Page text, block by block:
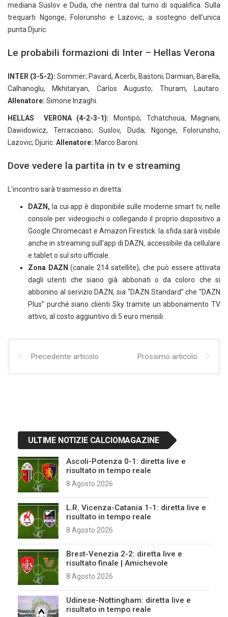
mediana Suslov e Duda, che rientra dal turno di squalifica. Sulla
trequarti Ngonge, Folorunsho e Lazovic, a sostegno dell’unica
punta Djuric.
Le probabili formazioni di Inter – Hellas Verona
INTER (3-5-2): Sommer; Pavard, Acerbi, Bastoni; Darmian, Barella,
Calhanoglu, Mkhitaryan, Carlos Augusto; Thuram, Lautaro.
Allenatore: Simone Inzaghi.
HELLAS VERONA (4-2-3-1): Montipò; Tchatchoua, Magnani,
Dawidowicz, Terracciano; Suslov, Duda; Ngonge, Folorunsho,
Lazovic; Djuric. Allenatore: Marco Baroni.
Dove vedere la partita in tv e streaming
L’incontro sarà trasmesso in diretta:
DAZN, la cui app è disponibile sulle moderne smart tv, nelle
console per videogiochi o collegando il proprio dispositivo a
Google Chromecast e Amazon Firestick. la sfida sarà visibile
anche in streaming sull’app di DAZN, accessibile da cellulare
e tablet o sul sito ufficiale.
Zona DAZN (canale 214 satellite), che può essere attivata
dagli utenti che siano già abbonati o da coloro che si
abbonino al servizio DAZN, sia “DAZN Standard” che “DAZN
Plus” purché siano clienti Sky tramite un abbonamento TV
attivo, al costo aggiuntivo di 5 euro mensili.
Precedente articolo Prossimo articolo
ULTIME NOTIZIE CALCIOMAGAZINE
Ascoli-Potenza 0-1: diretta live e
risultato in tempo reale
8 Agosto 2026
L.R. Vicenza-Catania 1-1: diretta live e
risultato in tempo reale
8 Agosto 2026
Brest-Venezia 2-2: diretta live e
risultato finale | Amichevole
8 Agosto 2026
Udinese-Nottingham: diretta live e
risultato in tempo reale